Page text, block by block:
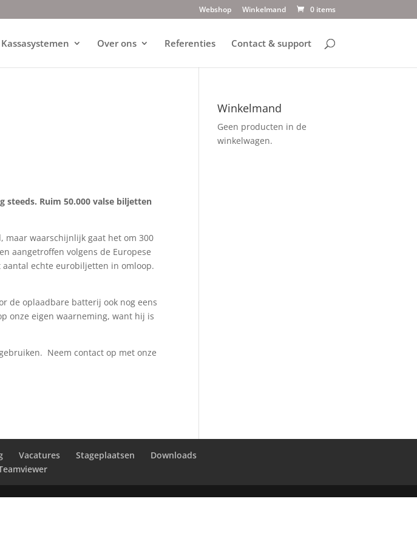
Webshop Winkelmand 0 items
Kassasystemen Over ons Referenties Contact & support
Ruim 50.000 valse biljetten
waarschijnlijk gaat het om 300
aangetroffen volgens de Europese
echte eurobiljetten in omloop.
de oplaadbare batterij ook nog eens
onze eigen waarneming, want hij is
Neem contact op met onze
Winkelmand
Geen producten in de
winkelwagen.
Vacatures Stageplaatsen
Downloads